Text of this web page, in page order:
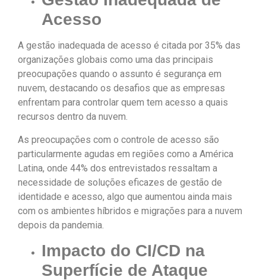
Acesso
A gestão inadequada de acesso é citada por 35% das
organizações globais como uma das principais
preocupações quando o assunto é segurança em
nuvem, destacando os desafios que as empresas
enfrentam para controlar quem tem acesso a quais
recursos dentro da nuvem.
As preocupações com o controle de acesso são
particularmente agudas em regiões como a América
Latina, onde 44% dos entrevistados ressaltam a
necessidade de soluções eficazes de gestão de
identidade e acesso, algo que aumentou ainda mais
com os ambientes híbridos e migrações para a nuvem
depois da pandemia.
Impacto do CI/CD na
Superfície de Ataque